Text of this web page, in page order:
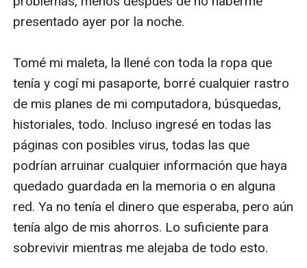
presentado ayer por la noche.
Tomé mi maleta, la llené con toda la ropa que
tenía y cogí mi pasaporte, borré cualquier rastro
de mis planes de mi computadora, búsquedas,
historiales, todo. Incluso ingresé en todas las
páginas con posibles virus, todas las que
podrían arruinar cualquier información que haya
quedado guardada en la memoria o en alguna
red. Ya no tenía el dinero que esperaba, pero aún
tenía algo de mis ahorros. Lo suficiente para
sobrevivir mientras me alejaba de todo esto.